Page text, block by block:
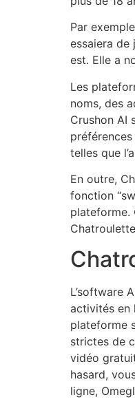
Par
essaiera de
est. Elle a
Les
noms, des
Crushon AI
telles que
En outre,
fonction
plateforme.
L’software
activités en
plateforme
strictes de
vidéo
hasard,
ligne,